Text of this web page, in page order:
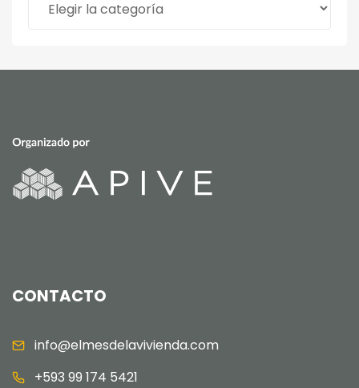
CONTACTO
info@elmesdelavivienda.com
+593 99 174 5421